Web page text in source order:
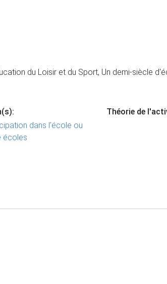
du Loisir et du Sport, Un demi-siècle
dans l’école ou
écoles
Théorie de